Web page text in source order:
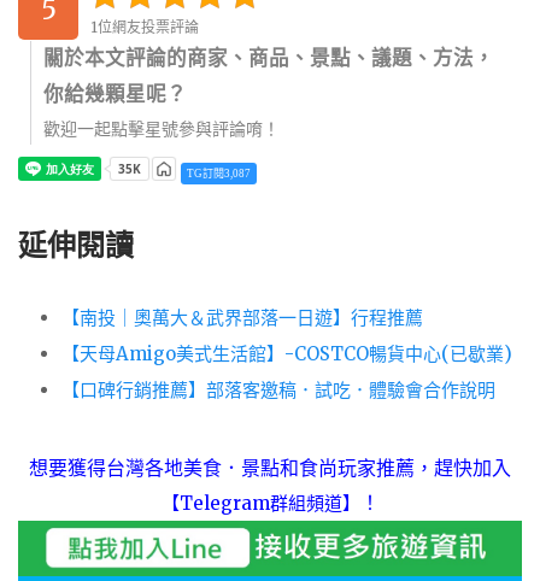
5
1位網友投票評論
關於本文評論的商家、商品、景點、議題、方法，
你給幾顆星呢？
歡迎一起點擊星號參與評論唷！
TG訂閱3,087
延伸閱讀
【南投｜奧萬大＆武界部落一日遊】行程推薦
【天母Amigo美式生活館】-COSTCO暢貨中心(已歇業)
【口碑行銷推薦】部落客邀稿．試吃．體驗會合作說明
想要獲得台灣各地美食．景點和食尚玩家推薦，趕快加入
【Telegram群組頻道】 ！